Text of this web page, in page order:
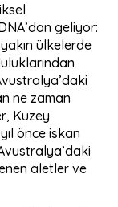
geliyor:
ülkelerde
ne zaman
Kuzey
önce iskan
aletler ve